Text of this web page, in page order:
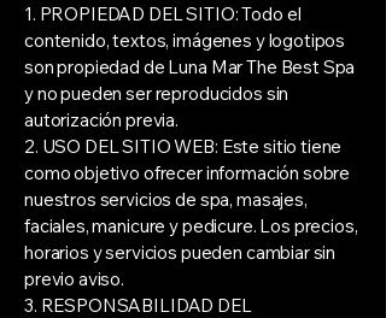
1. PROPIEDAD DEL SITIO: Todo el
contenido, textos, imágenes y logotipos
son propiedad de Luna Mar The Best Spa
y no pueden ser reproducidos sin
autorización previa.
2. USO DEL SITIO WEB: Este sitio tiene
como objetivo ofrecer información sobre
nuestros servicios de spa, masajes,
faciales, manicure y pedicure. Los precios,
horarios y servicios pueden cambiar sin
previo aviso.
3. RESPONSABILIDAD DEL